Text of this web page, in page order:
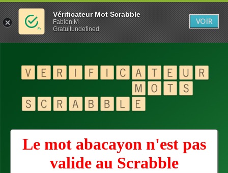
Le mot abacayon n'est pas
valide au Scrabble
Vérificateur Mot Scrabble
Fabien M
Gratuitundefined
VOIR